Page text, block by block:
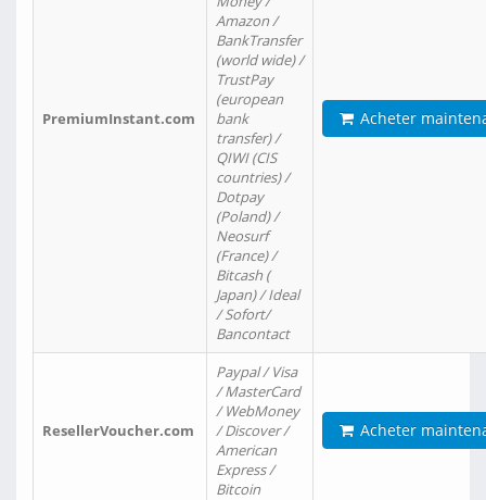
PremiumInstant.com
Amazon /
BankTransfer
(world wide) /
TrustPay
(european
bank
transfer) /
QIWI (CIS
countries) /
Dotpay
(Poland) /
Neosurf
(France) /
Bitcash (
Japan) / Ideal
/ Sofort/
Bancontact
Acheter
ResellerVoucher.com
Paypal / Visa
/ MasterCard
/ WebMoney
/ Discover /
American
Express /
Bitcoin
Acheter